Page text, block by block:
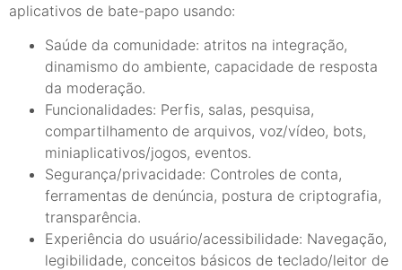
aplicativos de bate-papo usando:
Saúde da comunidade: atritos na integração,
dinamismo do ambiente, capacidade de resposta
da moderação.
Funcionalidades: Perfis, salas, pesquisa,
compartilhamento de arquivos, voz/vídeo, bots,
miniaplicativos/jogos, eventos.
Segurança/privacidade: Controles de conta,
ferramentas de denúncia, postura de criptografia,
transparência.
Experiência do usuário/acessibilidade: Navegação,
legibilidade, conceitos básicos de teclado/leitor de